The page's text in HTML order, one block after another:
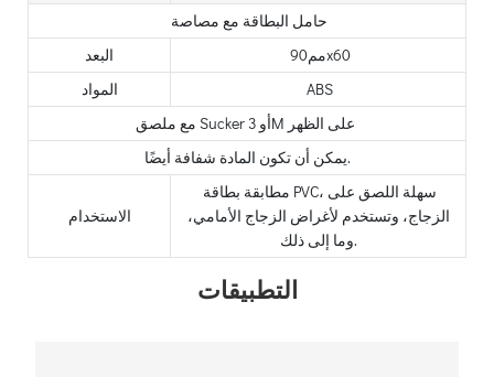
حامل البطاقة مع مصاصة
البعد
مم90x60
المواد
ABS
يمكن أن تكون المادة شفافة أيضًا.
الاستخدام
الزجاج، وتستخدم لأغراض الزجاج الأمامي،
وما إلى ذلك.
التطبيقات